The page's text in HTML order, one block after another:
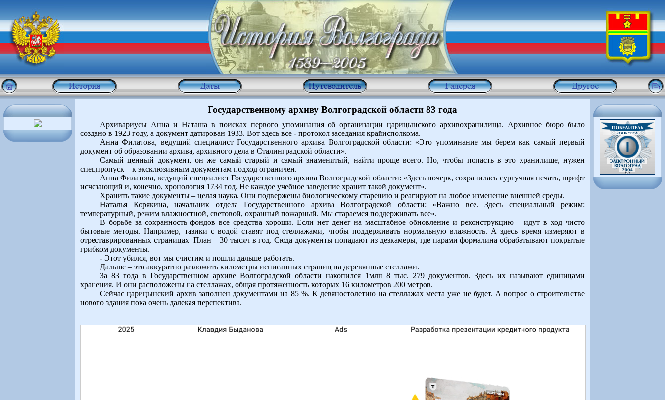
Государственному архиву Волгоградской области 83 года
Архивариусы Анна и Наташа в поисках первого упоминания об организации царицынского архивохранилища. Архивное бюро было
создано в 1923 году, а документ датирован 1933. Вот здесь все - протокол заседания крайисполкома.
Анна Филатова, ведущий специалист Государственного архива Волгоградской области: «Это упоминание мы берем как самый первый
документ об образовании архива, архивного дела в Сталинградской области».
Самый ценный документ, он же самый старый и самый знаменитый, найти проще всего. Но, чтобы попасть в это хранилище, нужен
спецпропуск – к эксклюзивным документам подход ограничен.
Анна Филатова, ведущий специалист Государственного архива Волгоградской области: «Здесь почерк, сохранилась сургучная печать, шрифт
исчезающий и, конечно, хронология 1734 год. Не каждое учебное заведение хранит такой документ».
Хранить такие документы – целая наука. Они подвержены биологическому старению и реагируют на любое изменение внешней среды.
Наталья Корякина, начальник отдела Государственного архива Волгоградской области: «Важно все. Здесь специальный режим:
температурный, режим влажностной, световой, охранный пожарный. Мы стараемся поддерживать все».
В борьбе за сохранность фондов все средства хороши. Если нет денег на масштабное обновление и реконструкцию – идут в ход чисто
бытовые методы. Например, тазики с водой ставят под стеллажами, чтобы поддерживать нормальную влажность. А здесь время измеряют в
отреставрированных страницах. План – 30 тысяч в год. Сюда документы попадают из дезкамеры, где парами формалина обрабатывают покрытые
грибком документы.
- Этот убился, вот мы счистим и пошли дальше работать.
Дальше – это аккуратно разложить километры исписанных страниц на деревянные стеллажи.
За 83 года в Государственном архиве Волгоградской области накопился 1млн 8 тыс. 279 документов. Здесь их называют единицами
хранения. И они расположены на стеллажах, общая протяженность которых 16 километров 200 метров.
Сейчас царицынский архив заполнен документами на 85 %. К девяностолетию на стеллажах места уже не будет. А вопрос о строительстве
нового здания пока очень далекая перспектива.